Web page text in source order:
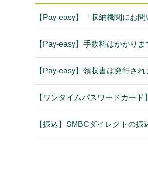
【Pay-easy】「収納機関にお
【Pay-easy】手数料はかかりま
【Pay-easy】領収書は発行され
【ワンタイムパスワードカー
【振込】SMBCダイレクトの